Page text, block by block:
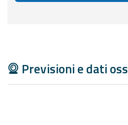
Informazioni
utili
Previsioni e dati